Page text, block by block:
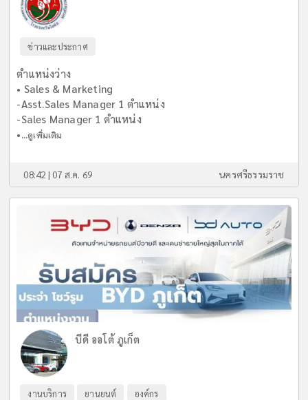
ข่าวและประกาศ
ตำแหน่งว่าง
• Sales & Marketing
-Asst.Sales Manager 1 ตำแหน่ง
-Sales Manager 1 ตำแหน่ง
•...ดูเพิ่มเติม
08:42 | 07 ส.ค. 69 นครศรีธรรมราช
บีดี ออโต้ ภูเก็ต
งานบริการ ยานยนต์ องค์กร